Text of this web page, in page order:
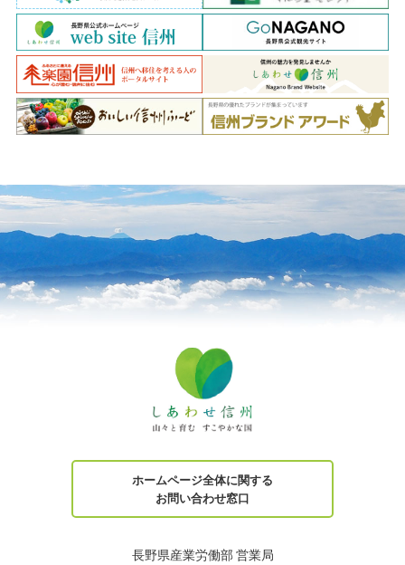
ホームページ全体に関する
お問い合わせ窓口
長野県産業労働部 営業局